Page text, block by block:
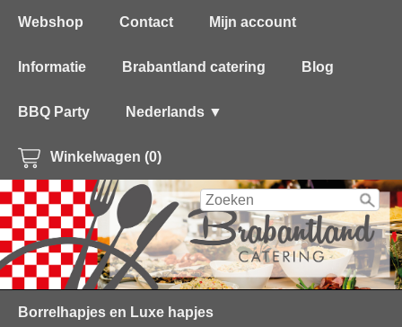
Webshop Contact Mijn account
Informatie Brabantland catering Blog
BBQ Party Nederlands ▼
Winkelwagen (0)
Borrelhapjes en Luxe hapjes